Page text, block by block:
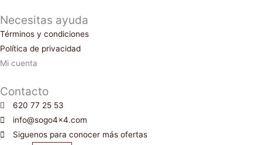
Necesitas ayuda
Términos y condiciones
Política de privacidad
Mi cuenta
Contacto
620 77 25 53
info@sogo4x4.com
Siguenos para conocer más ofertas